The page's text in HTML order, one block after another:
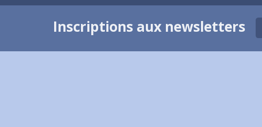
Inscriptions aux newsletters